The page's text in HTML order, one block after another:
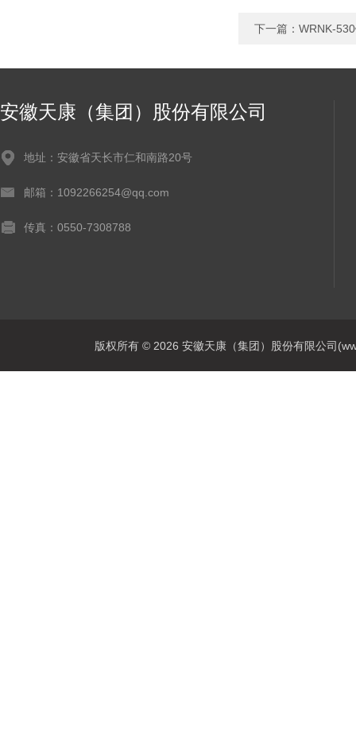
下一篇： WRNK-
安徽天康（集团）股份有限公司
地址：安徽省天长市仁和南路20号
邮箱：1092266254@qq.com
传真：0550-7308788
版权所有 © 2026 安徽天康（集团）股份有限公司